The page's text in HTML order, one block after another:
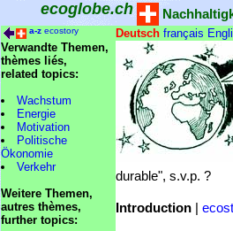
ecoglobe.ch
a-z ecostory Deutsch français
Verwandte Themen,
thèmes liés,
related topics:
Wachstum
Energie
Motivation
Politische
Ökonomie
Verkehr
Weitere Themen,
autres thèmes,
further topics:
durable", s.v.p. ?
Introduction |